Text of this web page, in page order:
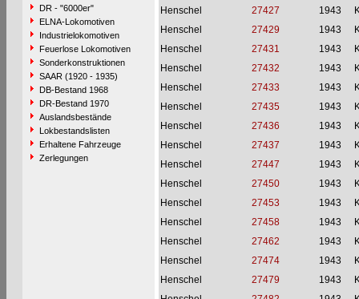
DR - "6000er"
ELNA-Lokomotiven
Industrielokomotiven
Feuerlose Lokomotiven
Sonderkonstruktionen
SAAR (1920 - 1935)
DB-Bestand 1968
DR-Bestand 1970
Auslandsbestände
Lokbestandslisten
Erhaltene Fahrzeuge
Zerlegungen
Henschel
27427 1943
Henschel
27429 1943
Henschel
27431 1943
Henschel
27432 1943
Henschel
27433 1943
Henschel
27435 1943
Henschel
27436 1943
Henschel
27437 1943
Henschel
27447 1943
Henschel
27450 1943
Henschel
27453 1943
Henschel
27458 1943
Henschel
27462 1943
Henschel
27474 1943
Henschel
27479 1943